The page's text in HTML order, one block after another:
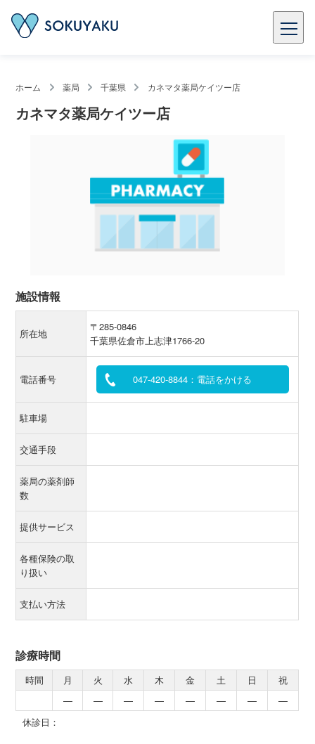
ホーム 薬局 千葉県 カネマタ薬局ケイツー店
カネマタ薬局ケイツー店
施設情報
所在地
〒285-0846
千葉県佐倉市上志津1766-20
電話番号 047-420-8844：電話をかける
駐車場
交通手段
薬局の薬剤師
数
提供サービス
各種保険の取
り扱い
支払い方法
診療時間
時間 月 火 水 木 金 土 日
祝
―
― ― ― ― ― ―
―
休診日：